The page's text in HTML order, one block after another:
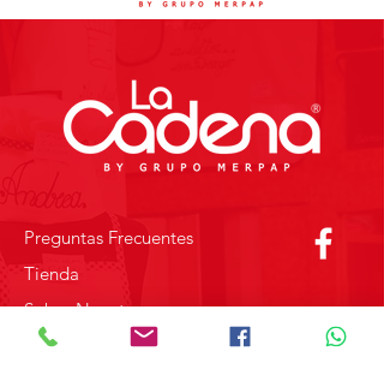
Preguntas Frecuentes
Tienda
Sobre Nosotros
Contacto